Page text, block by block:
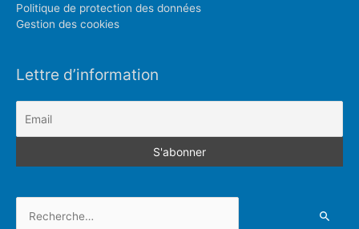
Politique de protection des données
Gestion des cookies
Lettre d’information